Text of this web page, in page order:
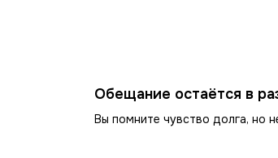
Обещание остаётся в
Вы помните чувство долга, но